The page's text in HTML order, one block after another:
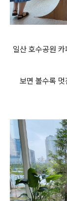
일산 호수공원
보면 볼수록